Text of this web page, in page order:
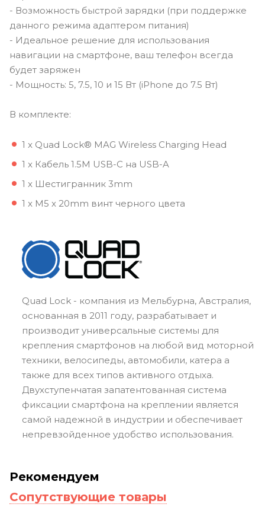
- Возможность быстрой зарядки (при поддержке
данного режима адаптером питания)
- Идеальное решение для использования
навигации на смартфоне, ваш телефон всегда
будет заряжен
- Мощность: 5, 7.5, 10 и 15 Вт (iPhone до 7.5 Вт)
В комплекте:
1 x Quad Lock® MAG Wireless Charging Head
1 x Кабель 1.5M USB-C на USB-A
1 x Шестигранник 3mm
1 x M5 x 20mm винт черного цвета
Quad Lock - компания из Мельбурна, Австралия,
основанная в 2011 году, разрабатывает и
производит универсальные системы для
крепления смартфонов на любой вид моторной
техники, велосипеды, автомобили, катера а
также для всех типов активного отдыха.
Двухступенчатая запатентованная система
фиксации смартфона на креплении является
самой надежной в индустрии и обеспечивает
непревзойденное удобство использования.
Рекомендуем
Сопутствующие товары